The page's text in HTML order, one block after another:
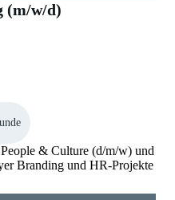
(m/w/d)
& Culture (d/m/w) und
Branding und HR-Projekte